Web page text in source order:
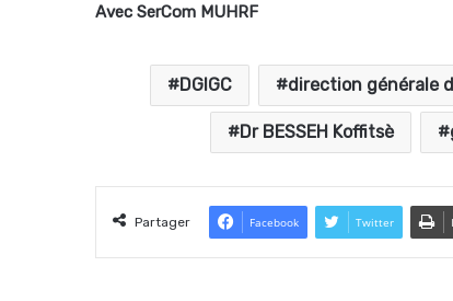
Avec SerCom MUHRF
DGIGC direction générale
Dr BESSEH Koffitsè
Partager Facebook Twitter